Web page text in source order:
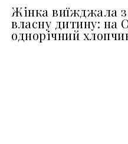
Жінка виїжджала з
власну дитину: на
однорічний